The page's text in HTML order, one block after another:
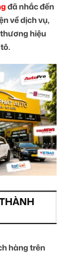
đã nhắc đến
về dịch vụ,
hiệu
hàng trên